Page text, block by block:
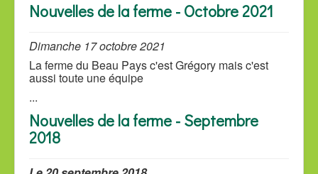
Nouvelles de la ferme - Octobre 2021
Dimanche 17 octobre 2021
La ferme du Beau Pays c'est Grégory mais c'est
aussi toute une équipe
...
Nouvelles de la ferme - Septembre
2018